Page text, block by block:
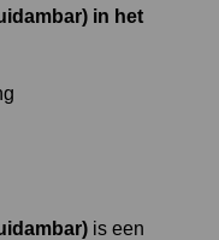
in het
is een